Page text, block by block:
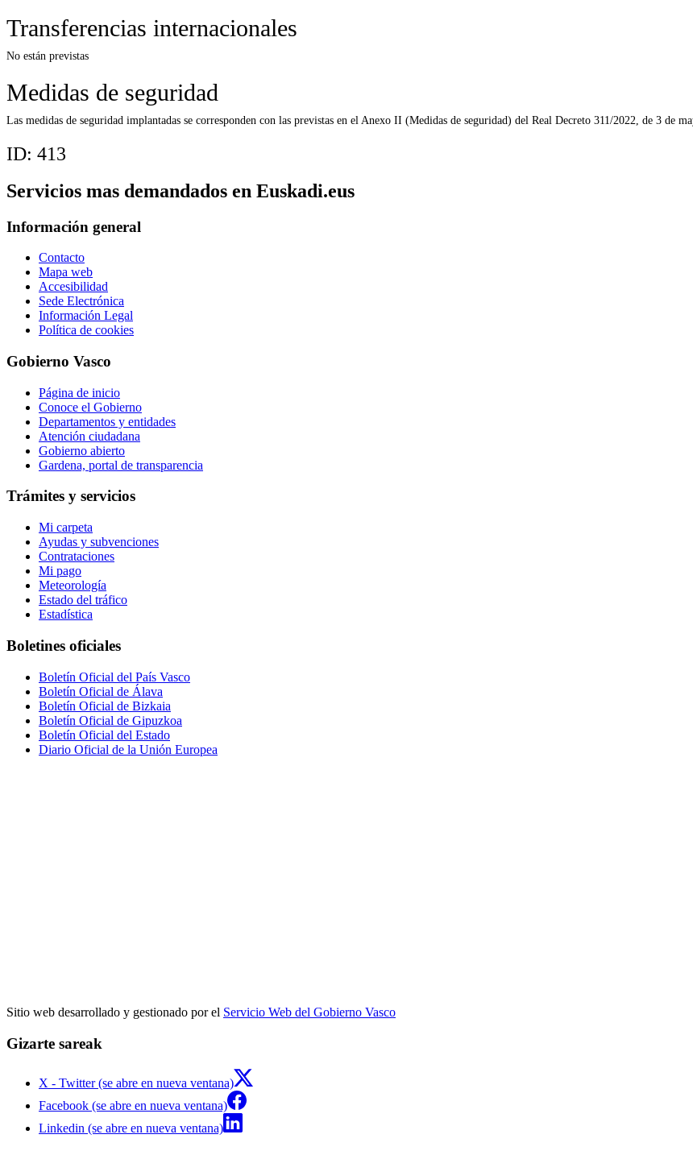
Transferencias internacionales
No están previstas
Medidas de seguridad
Las medidas de seguridad implantadas se corresponden con las previstas en el Anexo II (Medidas de seguridad) del Real Decreto 311/2022, de 3 de
ID: 413
Servicios mas demandados en Euskadi.eus
Información general
Contacto
Mapa web
Accesibilidad
Sede Electrónica
Información Legal
Política de cookies
Gobierno Vasco
Página de inicio
Conoce el Gobierno
Departamentos y entidades
Atención ciudadana
Gobierno abierto
Gardena, portal de transparencia
Trámites y servicios
Mi carpeta
Ayudas y subvenciones
Contrataciones
Mi pago
Meteorología
Estado del tráfico
Estadística
Boletines oficiales
Boletín Oficial del País Vasco
Boletín Oficial de Álava
Boletín Oficial de Bizkaia
Boletín Oficial de Gipuzkoa
Boletín Oficial del Estado
Diario Oficial de la Unión Europea
Sitio web desarrollado y gestionado por el Servicio Web del Gobierno Vasco
Gizarte sareak
X - Twitter (se abre en nueva ventana)
Facebook (se abre en nueva ventana)
Linkedin (se abre en nueva ventana)